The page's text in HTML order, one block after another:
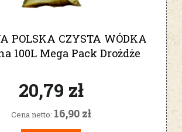
POLSKA CZYSTA WÓDKA
100L Mega Pack Drożdże
20,79 zł
Cena netto: 16,90 zł